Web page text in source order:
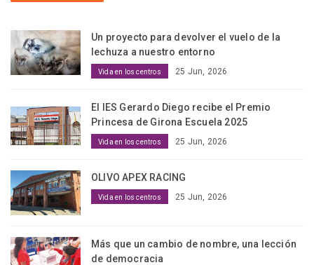
Un proyecto para devolver el vuelo de la
lechuza a nuestro entorno
Vida en los centros 25 Jun, 2026
El IES Gerardo Diego recibe el Premio
Princesa de Girona Escuela 2025
Vida en los centros 25 Jun, 2026
OLIVO APEX RACING
Vida en los centros 25 Jun, 2026
Más que un cambio de nombre, una lección
de democracia